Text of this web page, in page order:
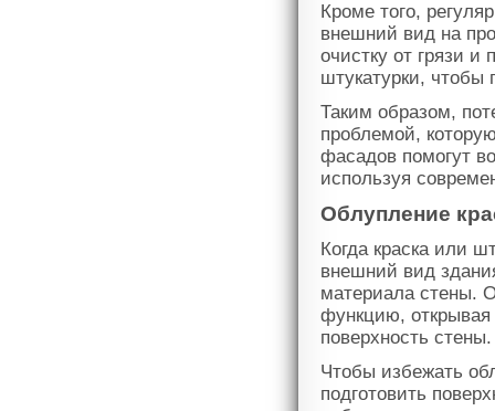
Кроме того,
внешний вид на
очистку от грязи и
штукатурки, чтобы
Таким образом,
проблемой,
фасадов помогут
используя
Облупление
Когда краска или
внешний вид
материала стены.
функцию, открывая
поверхность стены.
Чтобы избежать
подготовить